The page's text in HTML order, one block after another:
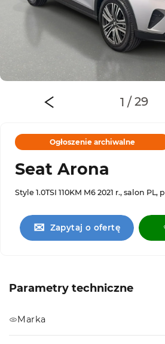
Ogłoszenie archiwalne
Seat Arona
Style 1.0TSI 110KM M6 2021 r., salon
✉ Zapytaj o ofertę
Parametry techniczne
Marka